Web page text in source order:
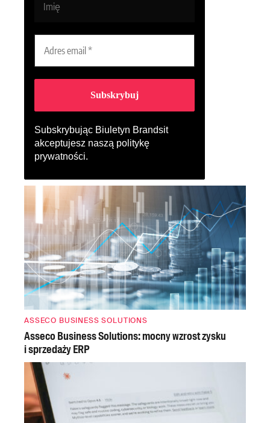
Subskrybując Biuletyn Brandsit
akceptujesz naszą politykę
prywatności.
ASSECO BUSINESS SOLUTIONS
Asseco Business Solutions: mocny wzrost zysku
i sprzedaży ERP